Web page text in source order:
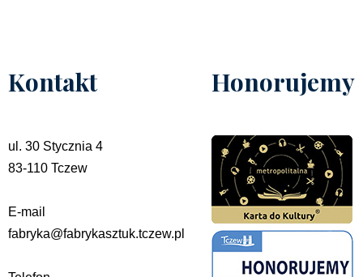
Kontakt
ul. 30 Stycznia 4
83-110 Tczew
E-mail
fabryka@fabrykasztuk.tczew.pl
Honorujemy